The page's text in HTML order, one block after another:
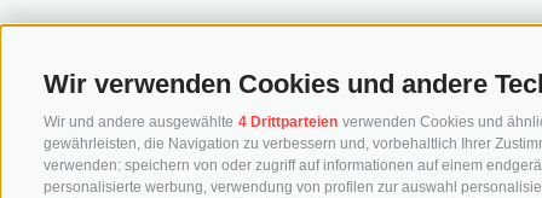
Wir verwenden Cookies und andere
Wir und andere ausgewählte 4 Drittparteien verwenden Cookies und
gewährleisten, die Navigation zu verbessern und, vorbehaltlich Ihrer
verwenden: speichern von oder zugriff auf informationen auf einem
personalisierte werbung, verwendung von profilen zur auswahl